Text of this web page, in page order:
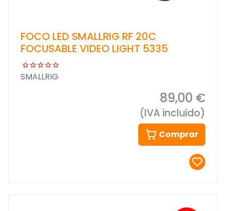
FOCO LED SMALLRIG RF 20C
FOCUSABLE VIDEO LIGHT 5335
SMALLRIG
89,00 €
(IVA incluido)
Comprar